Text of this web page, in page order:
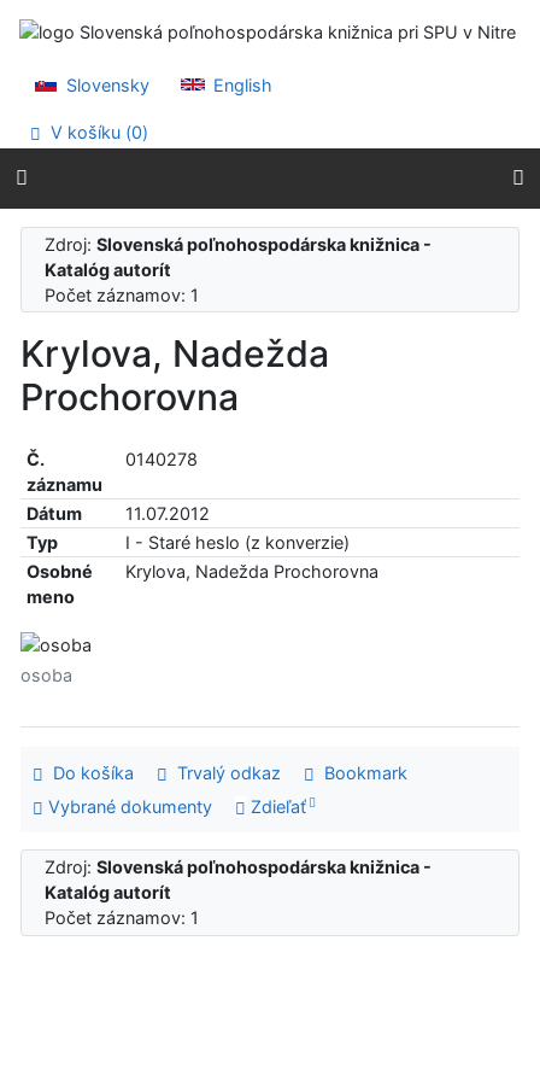
Prejsť na menu
Slovensky
English
V košíku (0)
Zdroj:Slovenská poľnohospodárska knižnica -
Katalóg autorít
Počet záznamov: 1
Krylova, Nadežda
Prochorovna
Č.
záznamu
0140278
Dátum
11.07.2012
Typ
I - Staré heslo (z konverzie)
Osobné
meno
Krylova, Nadežda Prochorovna
osoba
Do košíka Trvalý odkaz
Bookmark
Vybrané dokumenty
Zdieľať
Zdroj:Slovenská poľnohospodárska knižnica -
Katalóg autorít
Počet záznamov: 1